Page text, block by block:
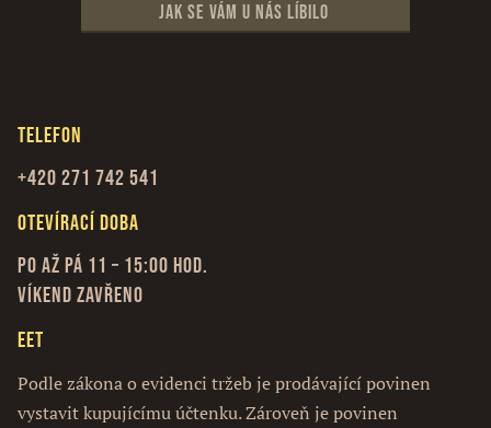
Jak se vám u nás líbilo
Telefon
+420 271 742 541
Otevírací doba
Po až Pá 11 – 15:00 hod.
Víkend zavřeno
EET
Podle zákona o evidenci tržeb je prodávající povinen
vystavit kupujícímu účtenku. Zároveň je povinen